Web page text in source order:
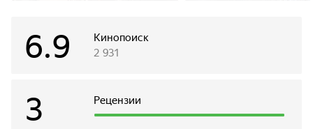
Кинопоиск
6.9 2 931
Рецензии
3